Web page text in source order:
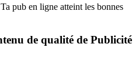
pub en ligne atteint les bonnes
de qualité de Publicité